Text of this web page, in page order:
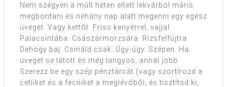
Nem szégyen a múlt héten eltett lekvárból máris
megbontani és néhány nap alatt megenni egy egész
üveget. Vagy kettőt. Friss kenyérrel, vajjal.
Palacsintába. Császármorzsára. Rizsfelfújtra.
Dehogy baj. Csináld csak. Úgy-úgy. Szépen. Ha
üveget se látott és még langyos, annál jobb.
Szerezz be egy szép pénztárcát (vagy szortírozd a
cetliket és a fecniket a meglévőből, és tisztítsd ki,